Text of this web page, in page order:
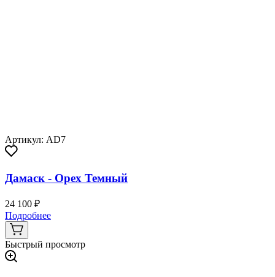
Артикул: AD7
Дамаск - Орех Темный
24 100 ₽
Подробнее
Быстрый просмотр